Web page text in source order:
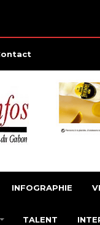
INFOGRAPHIE
TALENT